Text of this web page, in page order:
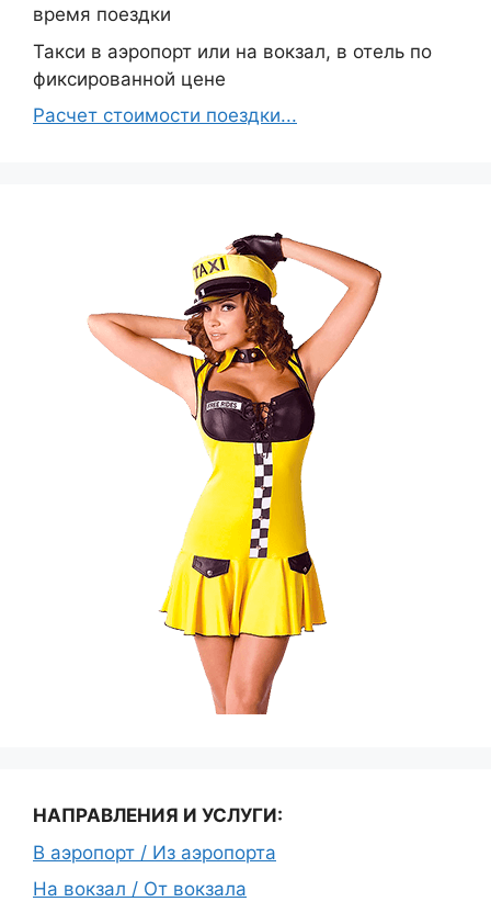
время поездки
Такси в аэропорт или на вокзал, в отель по
фиксированной цене
Расчет стоимости поездки...
НАПРАВЛЕНИЯ И УСЛУГИ:
В аэропорт / Из аэропорта
На вокзал / От вокзала